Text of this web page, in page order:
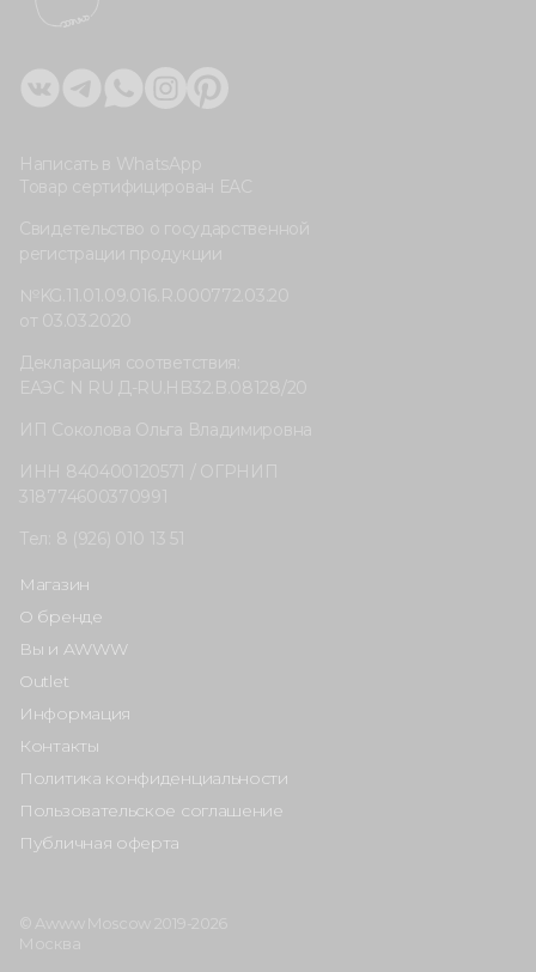
Магазин
О бренде
Вы и AWWW
Outlet
Информация
Контакты
Политика конфиденциальности
Пользовательское соглашение
Публичная оферта